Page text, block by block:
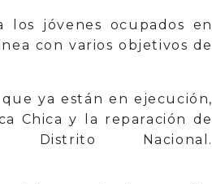
jóvenes ocupados en
con varios objetivos de
ya están en ejecución,
Chica y la reparación de
Nacional.